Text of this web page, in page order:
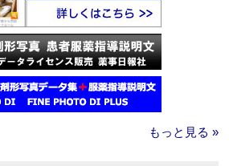
もっと見る »